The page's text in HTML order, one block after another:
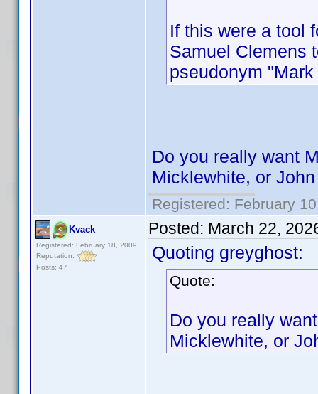
If this were a tool
Samuel Clemens
pseudonym
Do you really want
Micklewhite, or
Registered: February
Kvack
Registered: February 18, 2009
Reputation:
Posts: 47
Posted: March 22,
Quoting greyghost:
Quote:
Do you really
Micklewhite, or